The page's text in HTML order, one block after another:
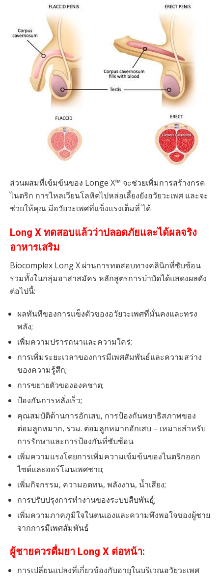
ส่วนผสมที่เข้มข้นของ Longe X™ จะช่วยเพิ่มการสร้างกรด
ไนตริก การไหลเวียนโลหิตไปหล่อเลี้ยงยังอวัยวะเพศ และจะ
ช่วยให้คุณ มีอวัยวะเพศที่แข็งแรงเต็มที่ ได้
Long X ทดสอบแล้วว่าปลอดภัยและได้ผลจริง
อาหารเสริม
Biocomplex Long X ผ่านการทดสอบทางคลินิกที่ซับซ้อน
รวมทั้งในกลุ่มอาสาสมัคร หลักสูตรการบำบัดได้แสดงผลดัง
ต่อไปนี้:
ผลทันทีของการแข็งตัวของอวัยวะเพศที่มั่นคงและทรง
พลัง;
เพิ่มความปรารถนาและความใคร่;
การเพิ่มระยะเวลาของการมีเพศสัมพันธ์และความสว่าง
ของความรู้สึก;
การขยายตัวขององคชาต;
ป้องกันการหลั่งเร็ว;
คุณสมบัติต้านการอักเสบ, การป้องกันพยาธิสภาพของ
ต่อมลูกหมาก, รวม. ต่อมลูกหมากอักเสบ – เหมาะสำหรับ
การรักษาและการป้องกันที่ซับซ้อน
เพิ่มความแรงโดยการเพิ่มความเข้มข้นของไนตริกออก
ไซด์และฮอร์โมนเพศชาย;
เพิ่มกิจกรรม, ความอดทน, พลังงาน, น้ำเสียง;
การปรับปรุงการทำงานของระบบสืบพันธุ์;
เพิ่มความภาคภูมิใจในตนเองและความพึงพอใจของผู้ชาย
จากการมีเพศสัมพันธ์
ผู้ชายควรดื่มยา Long X ต่อหน้า:
การเปลี่ยนแปลงที่เกี่ยวข้องกับอายุในบริเวณอวัยวะเพศ